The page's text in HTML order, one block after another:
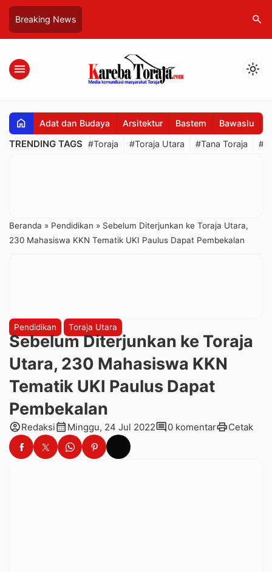
Breaking News search
menu light_mode
home Adat dan Budaya Arsitektur Bastem Bawaslu
TRENDING TAGS #Toraja #Toraja Utara #Tana Toraja
Beranda » Pendidikan » Sebelum Diterjunkan ke Toraja Utara,
230 Mahasiswa KKN Tematik UKI Paulus Dapat Pembekalan
Pendidikan Toraja Utara
Sebelum Diterjunkan ke Toraja
Utara, 230 Mahasiswa KKN
Tematik UKI Paulus Dapat
Pembekalan
account_circleRedaksicalendar_month Minggu, 24 Jul 2022comment0 komentarprintCetak